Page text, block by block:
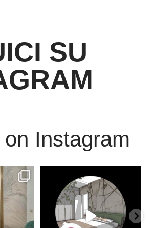
SU
Instagram
senza
...
È ora di andare a dormire..
Niente di meglio di